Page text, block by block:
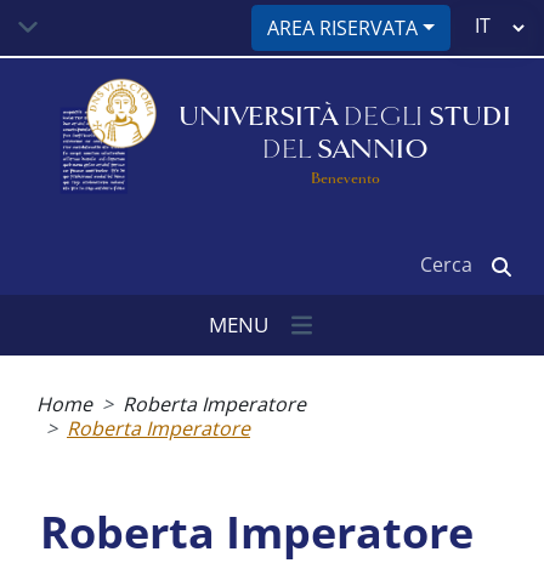
contenuto
AREA RISERVATA
Select
UNIVERSITÀ DEGLI STUDI
DEL SANNIO
Benevento
MENU
pane
Home
Roberta Imperatore
Roberta Imperatore
Roberta Imperatore